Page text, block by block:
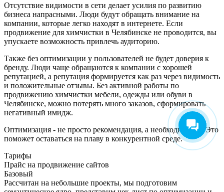
Отсутствие видимости в сети делает усилия по развитию
бизнеса напрасными. Люди будут обращать внимание на
компании, которые легко находят в интернете. Если
продвижение для химчистки в Челябинске не проводится, вы
упускаете возможность привлечь аудиторию.
Также без оптимизации у пользователей не будет доверия к
бренду. Люди чаще обращаются к компании с хорошей
репутацией, а репутация формируется как раз через видимость
и положительные отзывы. Без активной работы по
продвижению химчистки мебели, одежды или обуви в
Челябинске, можно потерять много заказов, сформировать
негативный имидж.
Оптимизация - не просто рекомендация, а необходимость. Это
поможет оставаться на плаву в конкурентной среде.
Тарифы
Прайс на продвижение сайтов
Базовый
Рассчитан на небольшие проекты, мы подготовим